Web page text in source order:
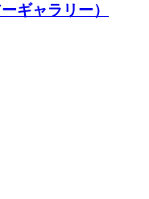
ャラリー）